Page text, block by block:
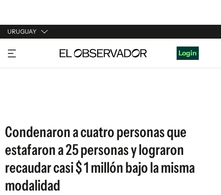
URUGUAY
URUGUAY
ARGENTINA
Login
Condenaron a cuatro personas que
estafaron a 25 personas y lograron
recaudar casi $ 1 millón bajo la misma
modalidad